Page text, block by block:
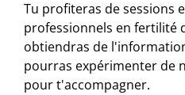
Tu profiteras de sessions
professionnels en fertilité
obtiendras de
pourras expérimenter de
pour t'accompagner.